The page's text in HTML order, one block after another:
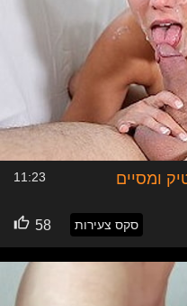
ומסיים
11:23
סקס צעירות 58